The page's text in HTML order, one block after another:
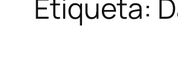
Etiqueta: